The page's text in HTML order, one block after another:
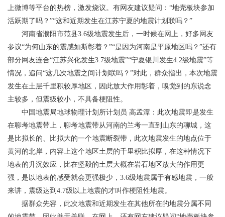
上微博等平台的热榜，激发烧议。有网友建议疑问：“地壳板块参加
活跃期了吗？”“这和近期发生在江苏宁夏的地震计划联吗？”
河南省濮阳市范县3.6级地震发生后，一时候在网上，好多网友
参议“为何山东的震感如斯彰着？”“是因为河南是平原地区吗？”还有
部分网友连合“江苏兴化发生3.7级地震”“宁夏银川发生4.2级地震”等
情况，追问“这几次地震之间计划联吗？”对此，群众指出，本次地震
发生在土层千里积较厚地区，因此放大作用彰着，嗅觉到的东说念
主较多，但震级较小，不具备梗阻性。
中国地震局地球物理计划所计划员 高孟潭：此次地震即是发生
在聊考地震带上，聊考地震带从河南的兰考一直到山东的聊城，这
是比拟长的、比拟大的一个地震断裂带，此次地震发生的地点位于
黄河的北岸，内容上这个地区土层的千里积比拟厚，在这种情况下
地表的升沉效应，比在坚毅的土层大概在岩石地区放大的作用更
强，是以地表的感受就会更强极少，3.6级地震属于有感地震，一般
来讲，震级达到4.7级以上地震的才叫作梗阻性地震。
据群众先容，此次地震和近期发生在其他所在的地震分属不同